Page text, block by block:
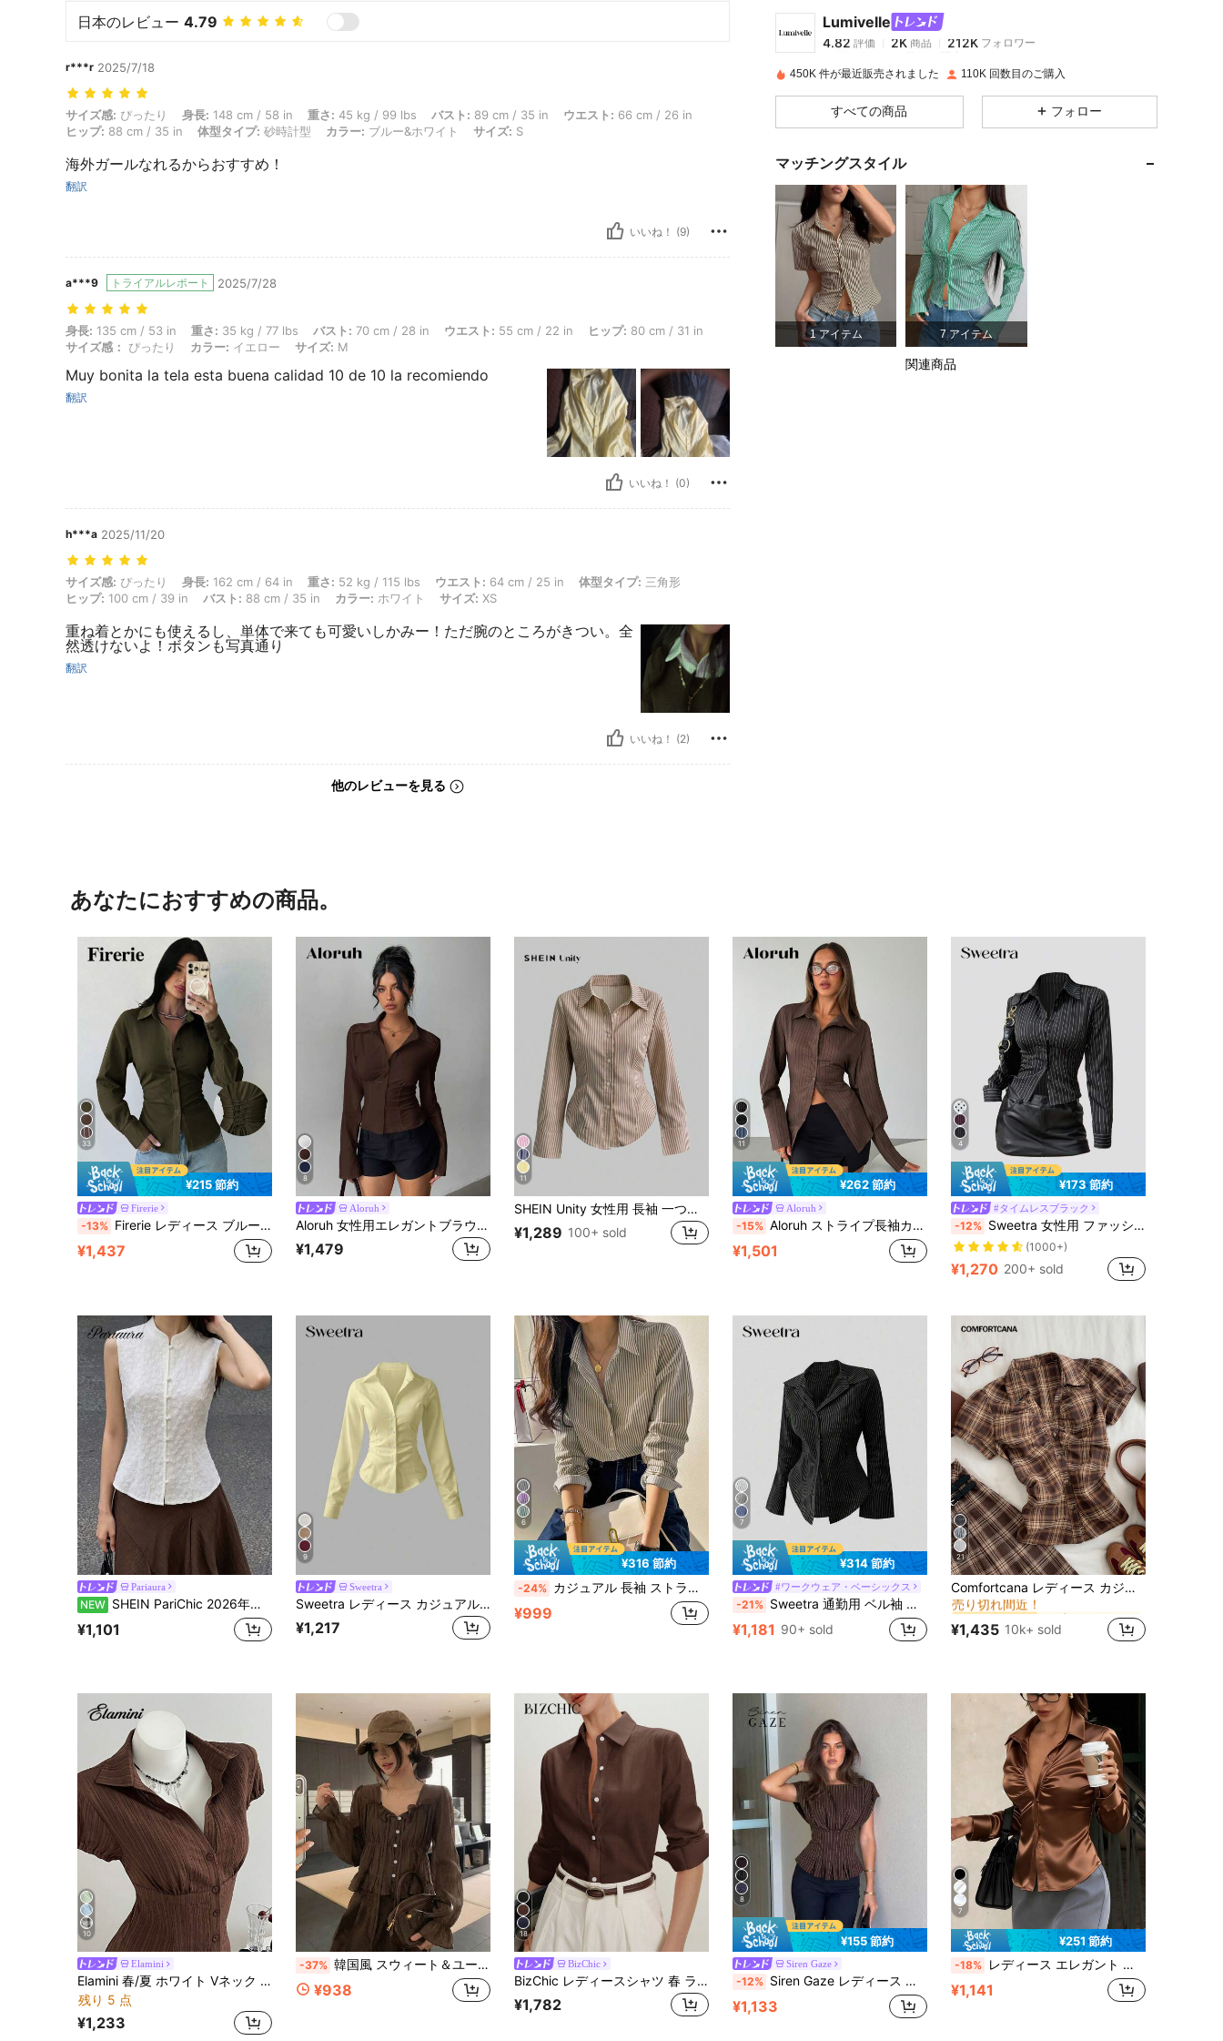
日本のレビュー 4.79
r***r 2025/7/18
サイズ感: ぴったり, 身長: 148 cm / 58 in, 重さ: 45 kg / 99 lbs, バスト: 89 cm / 35 in, ウエスト: 66 cm / 26 in, ヒップ: 88 cm / 35 in, 体型タイプ: 砂時計型, カラー: ブルー&ホワイト, サイズ: S
サイズ感: ぴったり 身長: 148 cm / 58 in 重さ: 45 kg / 99 lbs バスト: 89 cm / 35 in ウエスト: 66 cm / 26 in
ヒップ: 88 cm / 35 in 体型タイプ: 砂時計型 カラー: ブルー&ホワイト サイズ: S
海外ガールなれるからおすすめ！
翻訳
いいね！ (9)
a***9 トライアルレポート 2025/7/28
身長: 135 cm / 53 in, 重さ: 35 kg / 77 lbs, バスト: 70 cm / 28 in, ウエスト: 55 cm / 22 in, ヒップ: 80 cm / 31 in, サイズ感： ぴったり, カラー: イエロー, サイズ: M
身長: 135 cm / 53 in 重さ: 35 kg / 77 lbs バスト: 70 cm / 28 in ウエスト: 55 cm / 22 in ヒップ: 80 cm / 31 in
サイズ感：
ぴったり カラー: イエロー サイズ: M
Muy bonita la tela esta buena calidad 10 de 10 la recomiendo
翻訳
いいね！ (0)
h***a 2025/11/20
サイズ感: ぴったり, 身長: 162 cm / 64 in, 重さ: 52 kg / 115 lbs, ウエスト: 64 cm / 25 in, 体型タイプ: 三角形, ヒップ: 100 cm / 39 in, バスト: 88 cm / 35 in, カラー: ホワイト, サイズ: XS
サイズ感: ぴったり 身長: 162 cm / 64 in 重さ: 52 kg / 115 lbs ウエスト: 64 cm / 25 in 体型タイプ: 三角形
ヒップ: 100 cm / 39 in バスト: 88 cm / 35 in カラー: ホワイト サイズ: XS
重ね着とかにも使えるし、単体で来ても可愛いしかみー！ただ腕のところがきつい。全
然透けないよ！ボタンも写真通り
翻訳
いいね！ (2)
他のレビューを見る
Lumivelle
4.82 2K商品
s***x は1日前に購入しました
4.82 2K 212K
4.82 2K 212K
4.82 212K
2K 212K
450K 件が最近販売されました 110K 回数目のご購入
すべての商品 フォロー
マッチングスタイル
1 アイテム 7 アイテム
関連商品
あなたにおすすめの商品。
33
¥215 節約
Firerie
-13% Firerie レディース ブルー&ホワイト ストライプ 長袖シャツ、バックウエストシェイプシャツ、デイリー通勤シャツ、バケーションシャツ、ウエストシェイプストライプシャツ、春夏秋冬通勤服、エレガント、バケーション、ボヘミアン、ワークウェア
¥1,437
8
Aloruh
Aloruh 女性用エレガントブラウン無地ギャザーウエストショート/ロング袖ブラウス、通勤、デイリー、オフィスに幅広く使えます
¥1,479
11
SHEIN Unity 女性用 長袖 一つボタン カジュアル/オフィス向け 縞模様ブラウス
¥1,289 100+ sold
11
¥262 節約
Aloruh
-15% Aloruh ストライプ長袖カジュアルシャツ、オフィスや通勤に適しています。オールドマネースタイルのトップス、ティーチャーズトップス、ビジネスカジュアルウーマンカーブ、ブラウントップス、レディースのお出かけトップス、レディース用エレガントなブラウス、春の女性用ブラウンブラウスオフィスブラウス、春の女性用
¥1,501
4
¥173 節約
#タイムレスブラック
-12% Sweetra 女性用 ファッショナブルなコントラストカラー テクスチャーボタン フィッテッドウエスト 魅力的なストライプ襟 長袖ブラウス
(1000+)
¥1,270 200+ sold
Pariaura
NEW SHEIN PariChic 2026年新作 中国風 スタンドカラー ノースリーブ 改良チャイナドレス風トップス レディース、夏用 ホワイト 控えめ柄 ジャカード ウエストシェイプ ショートベスト、ヴィンテージ 禅風 ボタンダウン スリムフィット ベースレイヤー、ニッチデザイン アウターキャミソール、通勤向け 多用途 ナショナルスタイル 無地 ノースリーブシャツ、ティーインスパイア 優しいエレガント インナー/アウターレイヤー テクスチャードトップス、大人通勤ブラウス
¥1,101
9
Sweetra
Sweetra レディース カジュアル 無地 ウエストシェイプ 長袖シャツ
¥1,217
6
¥316 節約
-24% カジュアル 長袖 ストライプ ボタンアップ、ヴィンテージ エレガント ブラウス/トップス レディース、春/夏、休日/バレンタインデーに適しています
¥999
7
¥314 節約
#ワークウェア・ベーシックス
-21% Sweetra 通勤用 ベル袖 シングルブレスト ストライプ カジュアルシャツ (レディース)
¥1,181 90+ sold
21
Comfortcana レディース カジュアル チェック柄 前ボタン ギャザーウエスト 半袖シャツ、夏
#1 ベストセラー に ブラウン 万能デイリートップス
売り切れ間近！
#1 ベストセラー
売り切れ間近！
#1 ベストセラー
売り切れ間近！
#1 ベストセラー に ブラウン 万能デイリートップス
¥1,435 10k+ sold
10
Elamini
Elamini 春/夏 ホワイト Vネック ウエストシェイプ テクスチャード 半袖 レディースブラウス
残り 5 点
¥1,233
-37% 韓国風 スウィート＆ユースフル ラッフルウエスト シフォンブラウス 夏用
¥938
18
BizChic
BizChic レディースシャツ 春 ラペル 前開き シングルブレスト ボタン エレガント ミニマル カジュアル 通勤 デート デイリー バケーション 独立記念日 卒業シーズン ミュージックフェスティバル スリム エレガント 多用途 高級感 夏 ソーシャル ホリデー パーティー お出かけ ビーチ オフィス フレンチ ヴィンテージ フレッシュ
¥1,782
8
¥155 節約
Siren Gaze
-12% Siren Gaze レディース ボートネック ストライプ フィット バットウィングスリーブ ブラウス、デイリーウェア、集まり、アウトドアアクティビティ、通勤、ストリートスタイル、バケーションに適しています
¥1,133
7
¥251 節約
-18% レディース エレガント 長袖サテンブラウス、無地、オールシーズン対応、日常通勤、オフィスウェア、学校復帰
¥1,141